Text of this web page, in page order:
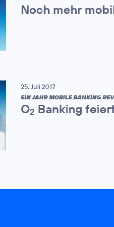
Noch mehr
25. Juli 2017
EIN JAHR MOBILE BANKING
O2 Banking